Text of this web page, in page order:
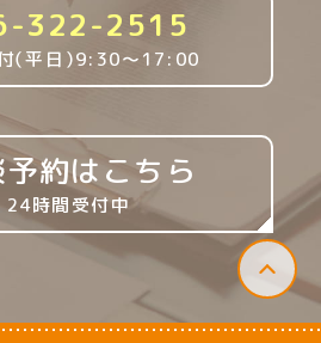
322-2515
（平日 ）9:30〜17:00
約はこちら
24時間受付中